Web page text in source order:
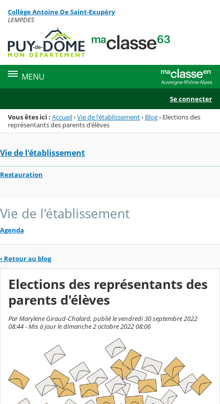
Menu de la rubrique
Contenu
Collège Antoine De Saint-Exupéry
LEMPDES
MENU
Se connecter
Vous êtes ici : Accueil›Vie de l'établissement› Blog› Elections des
représentants des parents d'élèves
Vie de l'établissement
Restauration
Vie de l'établissement
Agenda
‹ Retour au blog
Elections des représentants des
parents d'élèves
Par Marylene Giraud-Chalard, publié le vendredi 30 septembre 2022
08:44 - Mis à jour le dimanche 2 octobre 2022 08:06